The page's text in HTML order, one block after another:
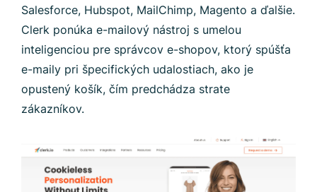
Salesforce, Hubspot, MailChimp, Magento a ďalšie.
Clerk ponúka e-mailový nástroj s umelou
inteligenciou pre správcov e-shopov, ktorý spúšťa
e-maily pri špecifických udalostiach, ako je
opustený košík, čím predchádza strate
zákazníkov.